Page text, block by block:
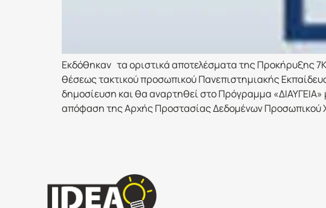
Εκδόθηκαν τα οριστικά αποτελέσματα της Προκήρυξης
θέσεως τακτικού προσωπικού Πανεπιστημιακής
δημοσίευση και θα αναρτηθεί στο Πρόγραμμα
απόφαση της Αρχής Προστασίας Δεδομένων Προσωπικού